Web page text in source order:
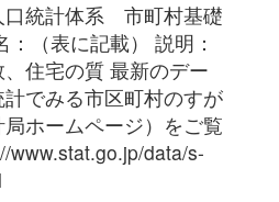
口統計体系 市町村基礎
（表に記載） 説明：
住宅の質 最新のデー
でみる市区町村のすが
ホームページ）をご覧
www.stat.go.jp/data/s-